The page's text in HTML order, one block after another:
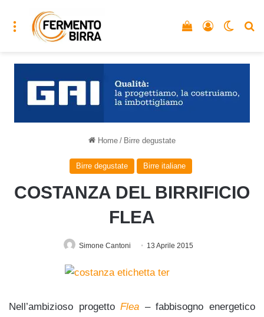
Menu Accedi
Vedi il carrello
Home / Birre degustate
Birre degustate Birre italiane
COSTANZA DEL BIRRIFICIO
FLEA
Simone Cantoni 13 Aprile 2015
Nell’ambizioso progettoFlea – fabbisogno energetico